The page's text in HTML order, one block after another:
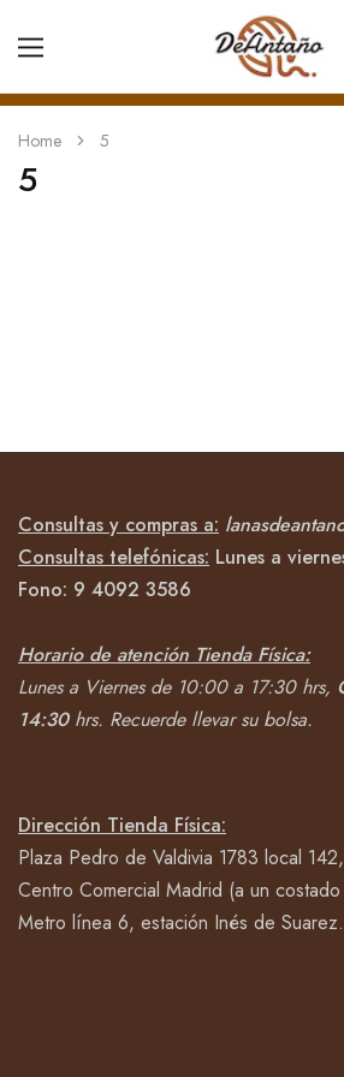
Home 5
5
Consultas y compras a:
Consultas telefónicas: Lunes a
Fono: 9 4092 3586
Horario de atención Tienda Física:
Lunes a Viernes de 10:00 a 17:30 hrs,
14:30hrs. Recuerde llevar su bolsa.
Dirección Tienda Física:
Plaza Pedro de Valdivia 1783 local
Centro Comercial Madrid (a un
Metro línea 6, estación Inés de Suarez.